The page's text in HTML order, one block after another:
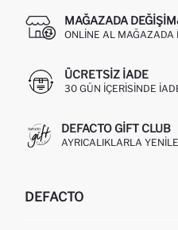
MAĞAZADA
ONLINE AL MAĞAZADA
ÜCRETSIZ IADE
30 GÜN IÇERISINDE
DEFACTO GIFT CLUB
AYRICALIKLARLA
DEFACTO